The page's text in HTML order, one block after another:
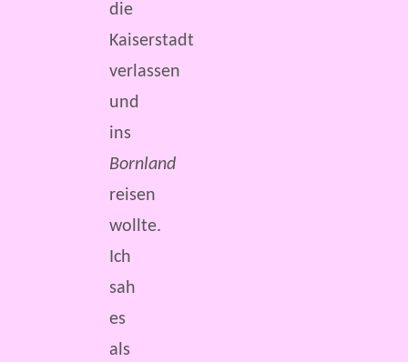
die
Kaiserstadt
verlassen
und
ins
Bornland
reisen
wollte.
Ich
sah
es
als